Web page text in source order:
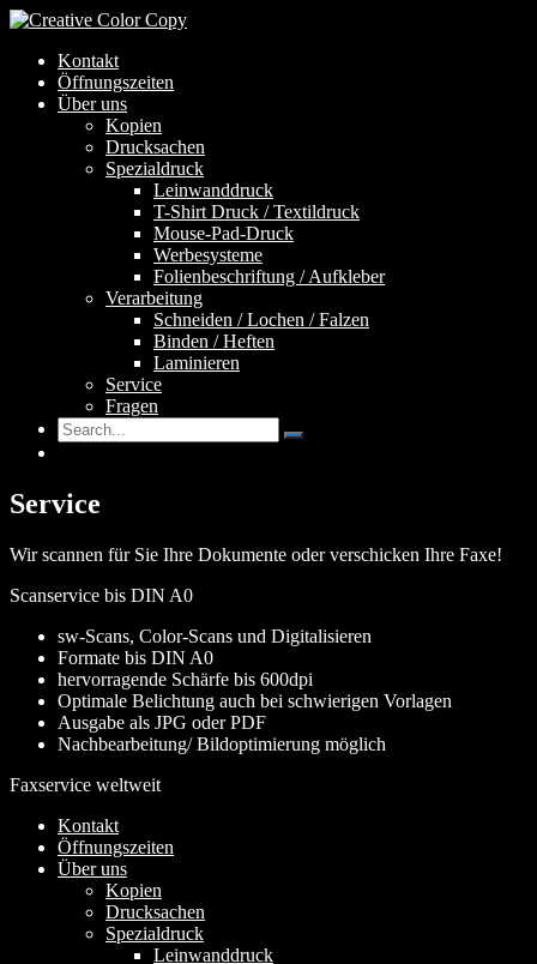
Kontakt
Öffnungszeiten
Über uns
Kopien
Drucksachen
Spezialdruck
Leinwanddruck
T-Shirt Druck / Textildruck
Mouse-Pad-Druck
Werbesysteme
Folienbeschriftung / Aufkleber
Verarbeitung
Schneiden / Lochen / Falzen
Binden / Heften
Laminieren
Service
Fragen
Service
Wir scannen für Sie Ihre Dokumente oder verschicken Ihre Faxe!
Scanservice bis DIN A0
sw-Scans, Color-Scans und Digitalisieren
Formate bis DIN A0
hervorragende Schärfe bis 600dpi
Optimale Belichtung auch bei schwierigen Vorlagen
Ausgabe als JPG oder PDF
Nachbearbeitung/ Bildoptimierung möglich
Faxservice weltweit
Kontakt
Öffnungszeiten
Über uns
Kopien
Drucksachen
Spezialdruck
Leinwanddruck